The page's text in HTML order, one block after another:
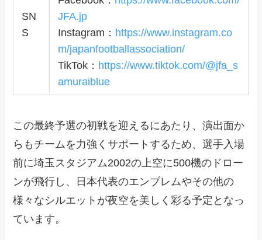
SN
S
JFA.jp
Instagram： https://www.instagram.co
m/japanfootballassociation/
TikTok： https://www.tiktok.com/@jfa_s
amuraiblue
この最終予選の初戦を迎えるにあたり、演出面か
らもチームを力強くサポートするため、選手入場
前に埼玉スタジアム2002の上空に500機のドロー
ンが飛行し、日本代表のエンブレムやその他の
様々なシルエットが夜空を美しく彩る予定となっ
ています。